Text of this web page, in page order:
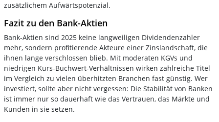
zusätzlichem Aufwärtspotenzial.
Fazit zu den Bank-Aktien
Bank-Aktien sind 2025 keine langweiligen Dividendenzahler
mehr, sondern profitierende Akteure einer Zinslandschaft, die
ihnen lange verschlossen blieb. Mit moderaten KGVs und
niedrigen Kurs-Buchwert-Verhältnissen wirken zahlreiche Titel
im Vergleich zu vielen überhitzten Branchen fast günstig. Wer
investiert, sollte aber nicht vergessen: Die Stabilität von Banken
ist immer nur so dauerhaft wie das Vertrauen, das Märkte und
Kunden in sie setzen.